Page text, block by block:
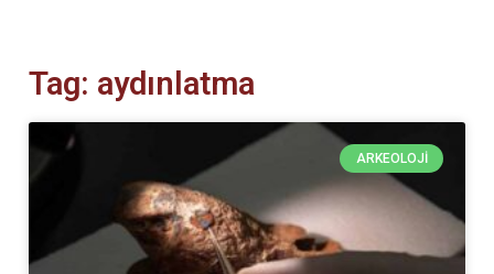
Tag: aydınlatma
ARKEOLOJI